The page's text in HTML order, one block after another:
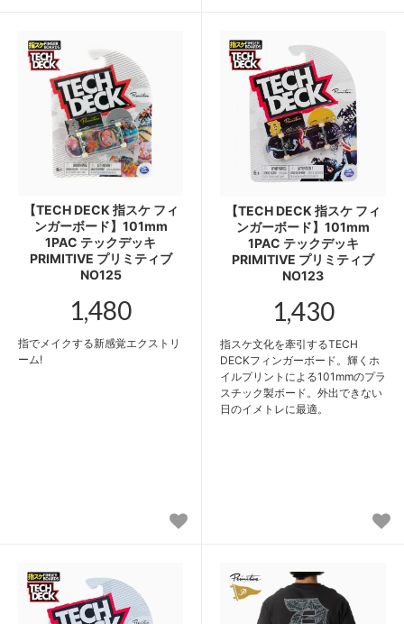
【TECH DECK 指スケ フィ
ンガーボード】101mm
1PAC テックデッキ
PRIMITIVE プリミティブ
NO125
1,480
指でメイクする新感覚エクストリ
ーム!
【TECH DECK 指スケ フィ
ンガーボード】101mm
1PAC テックデッキ
PRIMITIVE プリミティブ
NO123
1,430
指スケ文化を牽引するTECH
DECKフィンガーボード。輝くホ
イルプリントによる101mmのプラ
スチック製ボード。外出できない
日のイメトレに最適。